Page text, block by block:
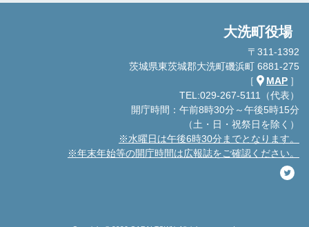
大洗町役場
〒311-1392
茨城県東茨城郡大洗町磯浜町 6881-275
［
MAP ］
TEL:029-267-5111（代表）
開庁時間：午前8時30分～午後5時15分
（土・日・祝祭日を除く）
※水曜日は午後6時30分までとなります。
※年末年始等の開庁時間は広報誌をご確認ください。